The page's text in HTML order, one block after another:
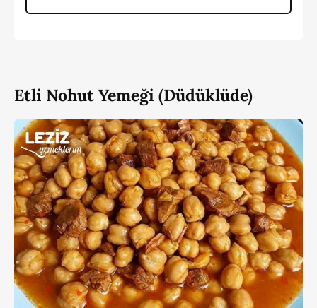
Etli Nohut Yemeği (Düdüklüde)